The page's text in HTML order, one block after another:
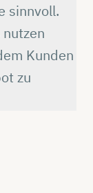
sinnvoll.
Kunden
zu